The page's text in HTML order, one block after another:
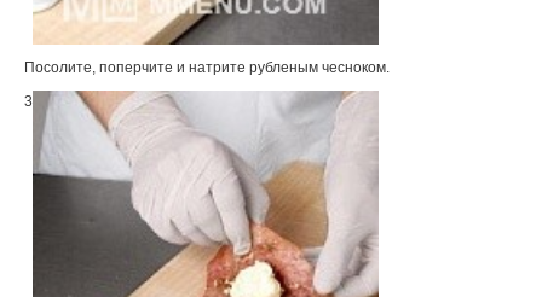
Посолите, поперчите и натрите рубленым чесноком.
3